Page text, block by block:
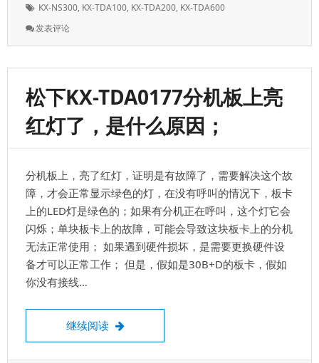
标
KX-NS300, KX-TDA100, KX-TDA200, KX-TDA600
发表评论: 随
码
出
6-
3
设
号
和
码
及
账
号
的
COS
级
松下KX-TDA0177分机板上亮
红灯了，是什么原因；
分机板上，亮了红灯，证明是有故障了，需要解决这个故
障，才会正常显示绿色的灯，在没有呼叫的情况下，板卡
上的LED灯是绿色的；如果有分机正在呼叫，这个灯它会
闪烁；单块板卡上的故障，可能会导致这块板卡上的分机
无法正常使用； 如果遇到硬件损坏，是需要更换硬件设
备才可以正常工作； 但是，假如是30B+D的板卡，假如
你没有接线…
继续阅读 松下KX-TDA0177分机板上亮红灯了，是什